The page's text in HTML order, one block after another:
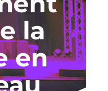
la
en